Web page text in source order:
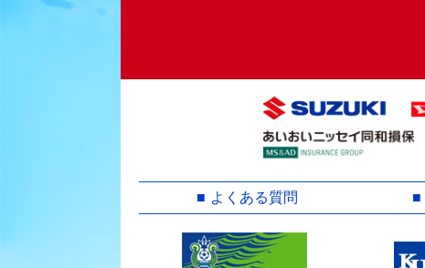
よくある質問